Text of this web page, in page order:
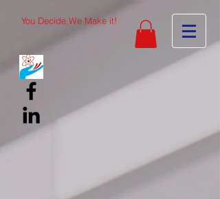
You Decide,We Make it!